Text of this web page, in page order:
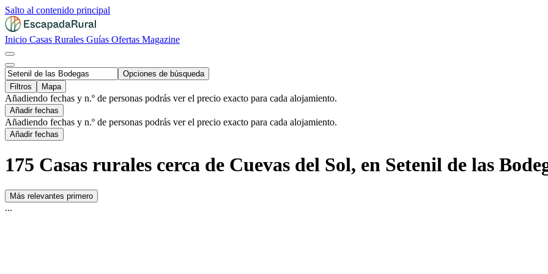
Salto al contenido principal
Inicio Casas Rurales Guías Ofertas Magazine
Opciones de búsqueda
Filtros
Mapa
Añadiendo fechas y n.º de personas podrás ver el precio exacto para cada alojamiento.
Añadir fechas
Añadiendo fechas y n.º de personas podrás ver el precio exacto para cada alojamiento.
Añadir fechas
175 Casas rurales cerca de Cuevas del Sol, en Setenil de las
Más relevantes primero
...